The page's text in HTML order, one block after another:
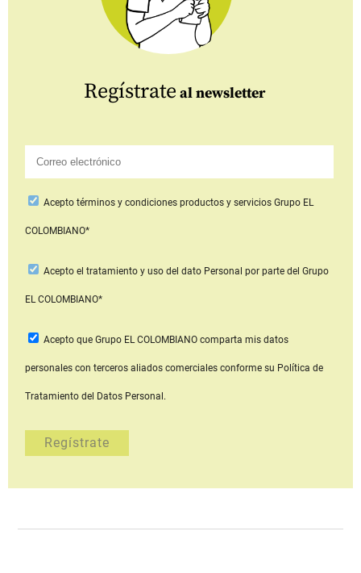
Regístrate al newsletter
Aceptotérminos y condiciones productos y serviciosGrupo EL
COLOMBIANO*
Acepto el tratamiento y uso del dato Personal por parte del Grupo
EL COLOMBIANO*
Acepto que Grupo EL COLOMBIANOcomparta mis datos
personales con terceros aliados comerciales conforme su Política de
Tratamiento del Datos Personal.